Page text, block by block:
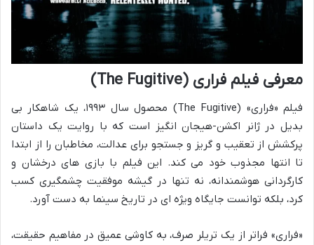
معرفی فیلم فراری (The Fugitive)
فیلم «فراری» (The Fugitive) محصول سال ۱۹۹۳، یک شاهکار بی
بدیل در ژانر اکشن-هیجان انگیز است که با روایت یک داستان
پرکشش از تعقیب و گریز و جستجو برای عدالت، مخاطبان را از ابتدا
تا انتها مجذوب خود می کند. این فیلم با بازی های درخشان و
کارگردانی هوشمندانه، نه تنها در گیشه موفقیت چشمگیری کسب
کرد، بلکه توانست جایگاه ویژه ای در تاریخ سینما به دست آورد.
«فراری» فراتر از یک تریلر صرف، به کاوشی عمیق در مفاهیم حقیقت،